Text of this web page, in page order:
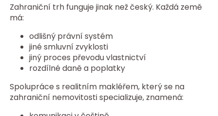
Zahraniční trh funguje jinak než český. Každá země
má:
odlišný právní systém
jiné smluvní zvyklosti
jiný proces převodu vlastnictví
rozdílné daně a poplatky
Spolupráce s realitním makléřem, který se na
zahraniční nemovitosti specializuje, znamená: